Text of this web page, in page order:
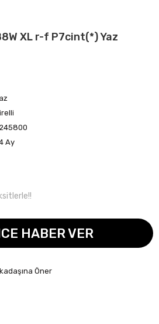
XL r-f P7cint(*) Yaz
Ay
HABER VER
Öner